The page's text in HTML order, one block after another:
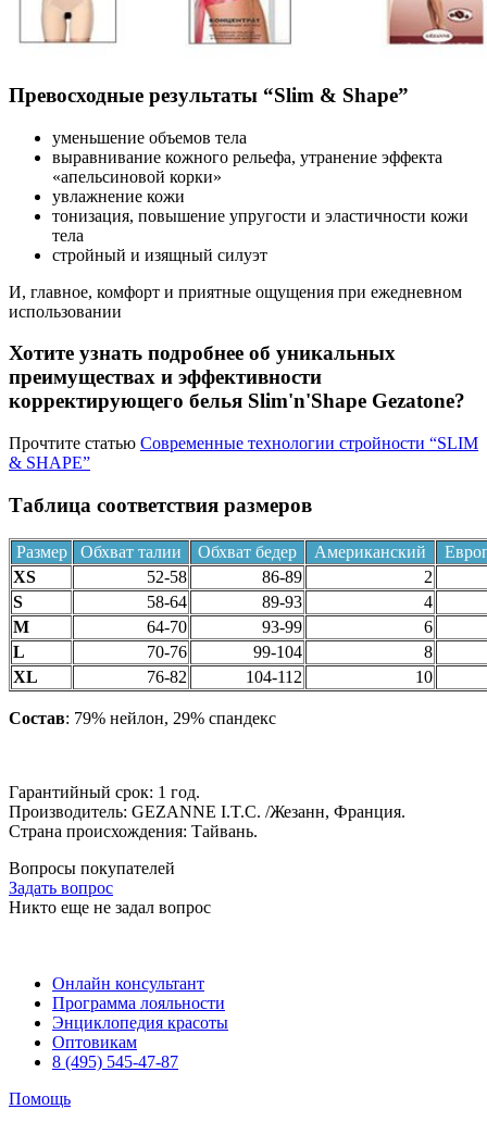
Превосходные результаты “Slim & Shape”
уменьшение объемов тела
выравнивание кожного рельефа, утранение эффекта
«апельсиновой корки»
увлажнение кожи
тонизация, повышение упругости и эластичности кожи
тела
стройный и изящный силуэт
И, главное, комфорт и приятные ощущения при ежедневном
использовании
Хотите узнать подробнее об уникальных
преимуществах и эффективности
корректирующего белья Slim'n'Shape Gezatone?
Прочтите статью Современные технологии стройности “SLIM
& SHAPE”
Таблица соответствия размеров
Размер Обхват талии Обхват бедер Американский
XS
52-58 86-89
2
S
58-64 89-93
4
M
64-70 93-99
6
L
70-76 99-104
8
XL
76-82 104-112 10
Состав: 79% нейлон, 29% спандекс
Гарантийный срок: 1 год.
Производитель: GEZANNE I.T.C. /Жезанн, Франция.
Страна происхождения: Тайвань.
Вопросы покупателей
Задать вопрос
Никто еще не задал вопрос
Онлайн консультант
Программа лояльности
Энциклопедия красоты
Оптовикам
8 (495) 545-47-87
Помощь